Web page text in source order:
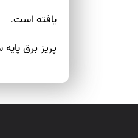
یافته است.
پریز برق